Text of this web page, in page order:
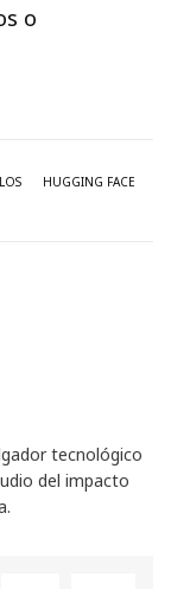
o
HUGGING FACE
tecnológico
del impacto